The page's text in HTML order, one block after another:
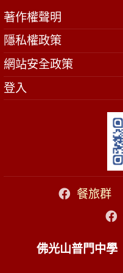
著作權聲明
隱私權政策
網站安全政策
登入
餐旅群
佛光山普門中學